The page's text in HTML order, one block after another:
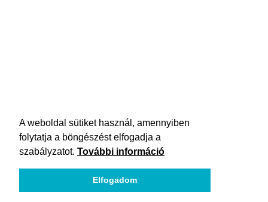
A weboldal sütiket használ, amennyiben
folytatja a böngészést elfogadja a
szabályzatot. További információ
Elfogadom